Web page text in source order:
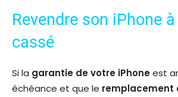
Revendre son iPhone à
cassé
Si la garantie de votre iPhoneest
échéance et que le remplacement